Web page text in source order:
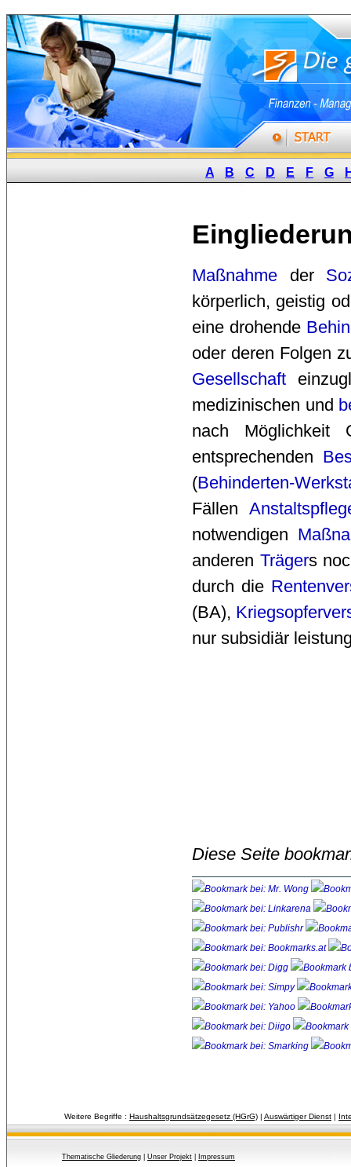
A B C D E F G
Maßnahme der
körperlich, geistig
eine drohende
oder deren Folgen
Gesellschaft
medizinischen und
nach Möglichkeit
entsprechenden
(Behinderten-
Fällen
notwendigen
anderen Trägers
durch die
(BA),
nur subsidiär
Diese Seite
Weitere Begriffe : Haushaltsgrundsätzegesetz (HGrG) | Auswärtiger Dienst |
Thematische Gliederung Unser Projekt
Impressum